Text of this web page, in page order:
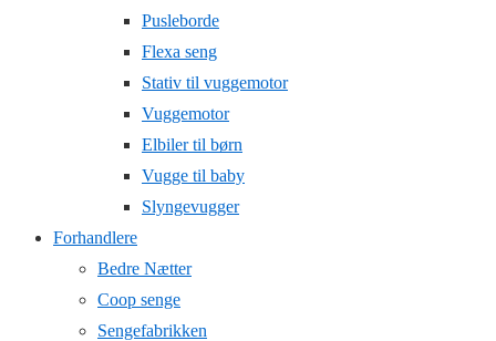
Pusleborde
Flexa seng
Stativ til vuggemotor
Vuggemotor
Elbiler til børn
Vugge til baby
Slyngevugger
Forhandlere
Bedre Nætter
Coop senge
Sengefabrikken